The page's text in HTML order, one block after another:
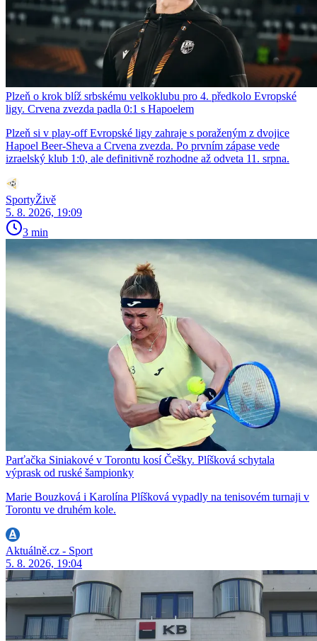
Plzeň o krok blíž srbskému velkoklubu pro 4. předkolo Evropské
ligy. Crvena zvezda padla 0:1 s Hapoelem
Plzeň si v play-off Evropské ligy zahraje s poraženým z dvojice
Hapoel Beer-Sheva a Crvena zvezda. Po prvním zápase vede
izraelský klub 1:0, ale definitivně rozhodne až odveta 11. srpna.
SportyŽivě
5. 8. 2026, 19:09
3 min
Parťačka Siniakové v Torontu kosí Češky. Plíšková schytala
výprask od ruské šampionky
Marie Bouzková i Karolína Plíšková vypadly na tenisovém turnaji v
Torontu ve druhém kole.
Aktuálně.cz - Sport
5. 8. 2026, 19:04